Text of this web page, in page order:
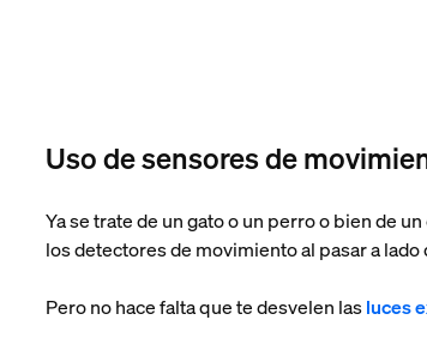
Uso de sensores de
Ya se trate de un gato o un perro o bien de
los detectores de movimiento al pasar a
Pero no hace falta que te desvelen lasluces